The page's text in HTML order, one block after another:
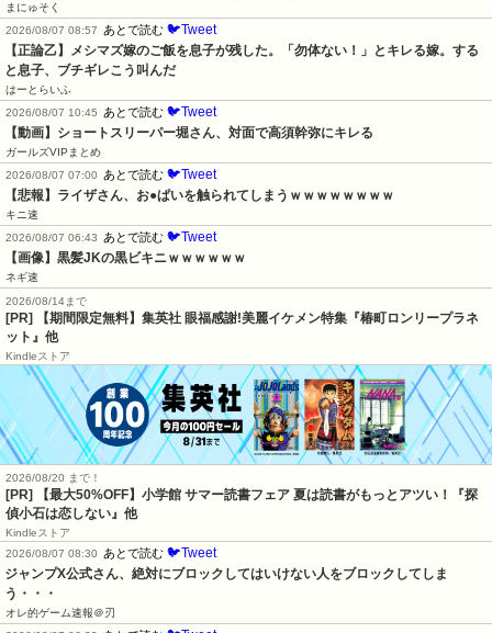
まにゅそく
2026/08/07 08:57
あとで読む 🐦Tweet
【正論乙】メシマズ嫁のご飯を息子が残した。「勿体ない！」とキレる嫁。する
と息子、ブチギレこう叫んだ
はーとらいふ
2026/08/07 10:45
あとで読む 🐦Tweet
【動画】ショートスリーパー堀さん、対面で高須幹弥にキレる
ガールズVIPまとめ
2026/08/07 07:00
あとで読む 🐦Tweet
【悲報】ライザさん、お●ぱいを触られてしまうｗｗｗｗｗｗｗｗ
キニ速
2026/08/07 06:43
あとで読む 🐦Tweet
【画像】黒髪JKの黒ビキニｗｗｗｗｗｗ
ネギ速
2026/08/14まで
[PR] 【期間限定無料】集英社 眼福感謝!美麗イケメン特集『椿町ロンリープラネ
ット』他
Kindleストア
2026/08/20 まで！
[PR]
【最大50%OFF】小学館 サマー読書フェア 夏は読書がもっとアツい！『探
偵小石は恋しない』他
Kindleストア
2026/08/07 08:30
あとで読む 🐦Tweet
ジャンプX公式さん、絶対にブロックしてはいけない人をブロックしてしま
う・・・
オレ的ゲーム速報＠刃